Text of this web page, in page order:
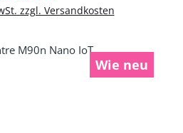
zzgl. Versandkosten
Wie neu